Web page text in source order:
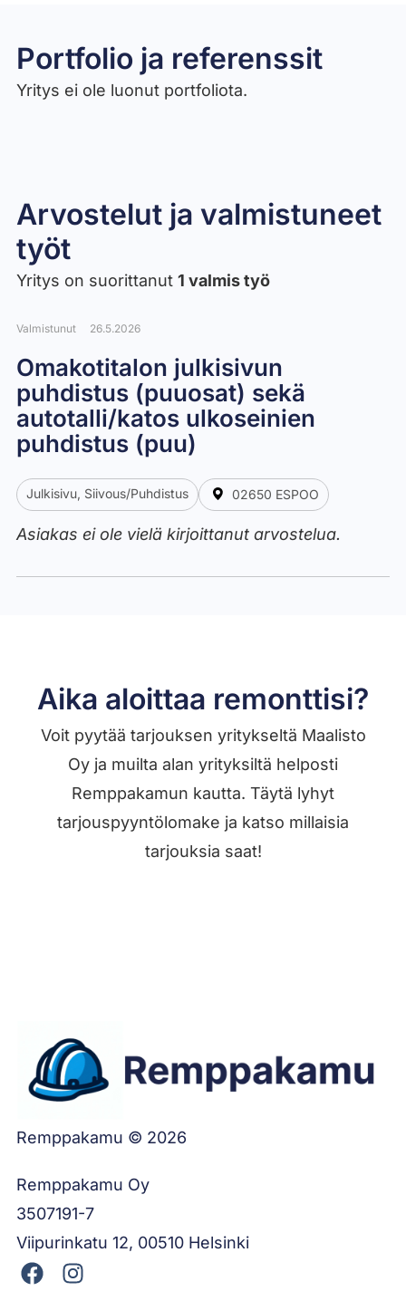
Portfolio ja referenssit
Yritys ei ole luonut portfoliota.
Arvostelut ja valmistuneet
työt​
Yritys on suorittanut 1 valmis työ
Valmistunut 26.5.2026
Omakotitalon julkisivun
puhdistus (puuosat) sekä
autotalli/katos ulkoseinien
puhdistus (puu)
Julkisivu, Siivous/Puhdistus 02650 ESPOO
Asiakas ei ole vielä kirjoittanut arvostelua.
Aika aloittaa remonttisi?
Voit pyytää tarjouksen yritykseltä Maalisto
Oy ja muilta alan yrityksiltä helposti
Remppakamun kautta. Täytä lyhyt
tarjouspyyntölomake ja katso millaisia
tarjouksia saat!
Remppakamu © 2026
Remppakamu Oy
3507191-7
Viipurinkatu 12, 00510 Helsinki